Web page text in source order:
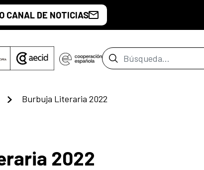
CANAL DE NOTICIAS
Barra de búsqueda
Burbuja Literaria 2022
2022